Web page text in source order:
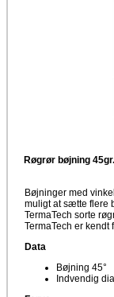
Røgrør bøjning
Bøjninger med
muligt at sætte flere
TermaTech sorte
TermaTech er kendt
Data
Bøjning 45°
Indvendig